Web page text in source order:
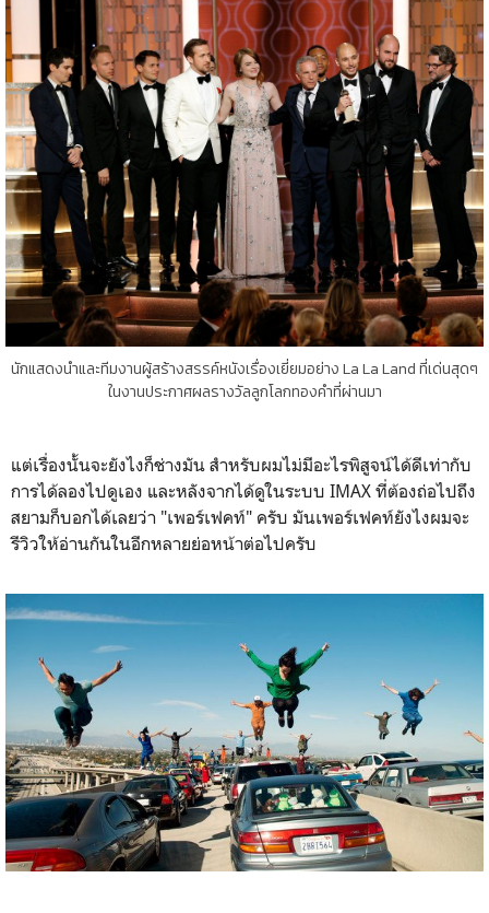
นักแสดงนำและทีมงานผู้สร้างสรรค์หนังเรื่องเยี่ยมอย่าง La La Land ที่เด่นสุดๆ
ในงานประกาศผลรางวัลลูกโลกทองคำที่ผ่านมา
แต่เรื่องนั้นจะยังไงก็ช่างมัน สำหรับผมไม่มีอะไรพิสูจน์ได้ดีเท่ากับ
การได้ลองไปดูเอง และหลังจากได้ดูในระบบ IMAX ที่ต้องถ่อไปถึง
สยามก็บอกได้เลยว่า "เพอร์เฟคท์" ครับ มันเพอร์เฟคท์ยังไงผมจะ
รีวิวให้อ่านกันในอีกหลายย่อหน้าต่อไปครับ